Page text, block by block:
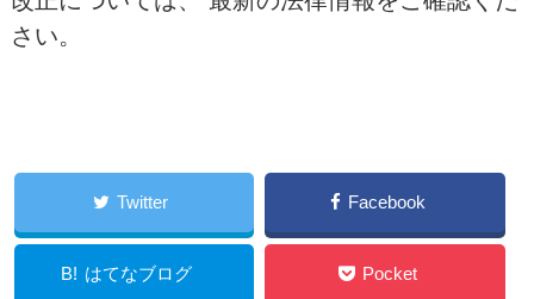
さい。
Twitter Facebook
B! はてなブログ Pocket